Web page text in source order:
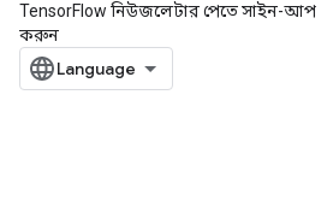
TensorFlow নিউজলেটার পেতে সাইন-আপ
করুন